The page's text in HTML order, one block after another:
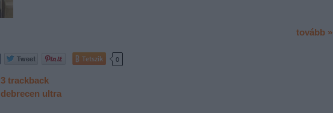
tovább »
Tetszik 0
3 trackback
debrecen ultra